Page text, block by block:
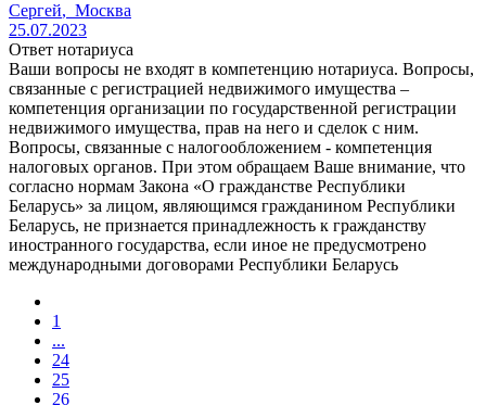
Сергей, Москва
25.07.2023
Ответ нотариуса
Ваши вопросы не входят в компетенцию нотариуса. Вопросы,
связанные с регистрацией недвижимого имущества –
компетенция организации по государственной регистрации
недвижимого имущества, прав на него и сделок с ним.
Вопросы, связанные с налогообложением - компетенция
налоговых органов. При этом обращаем Ваше внимание, что
согласно нормам Закона «О гражданстве Республики
Беларусь» за лицом, являющимся гражданином Республики
Беларусь, не признается принадлежность к гражданству
иностранного государства, если иное не предусмотрено
международными договорами Республики Беларусь
1
...
24
25
26